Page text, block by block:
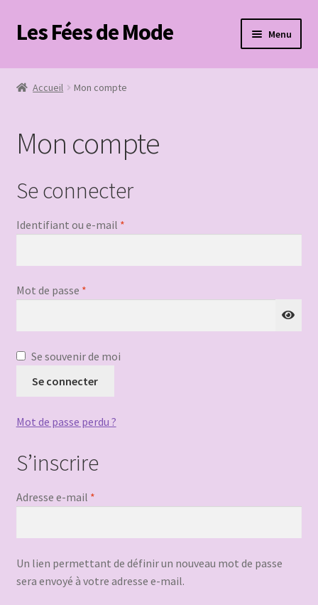
Aller
à
navigation
Aller
au
Les Fées de Mode Menu
Accueil
Mon compte
Panier
Page de paiement
le
Accueil Mon compte
Mon compte
Se connecter
Identifiant ou e-mail *Obligatoire
Mot de passe *Obligatoire
Se souvenir de moi
Se connecter
Mot de passe perdu ?
S’inscrire
Adresse e-mail *Obligatoire
Un lien permettant de définir un nouveau mot de passe
sera envoyé à votre adresse e-mail.